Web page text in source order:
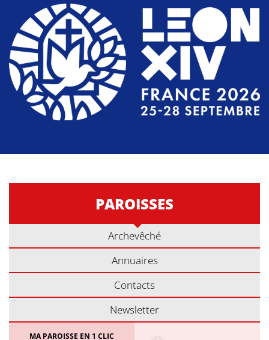
PAROISSES
Archevêché
Annuaires
Contacts
Newsletter
MA PAROISSE EN 1 CLIC